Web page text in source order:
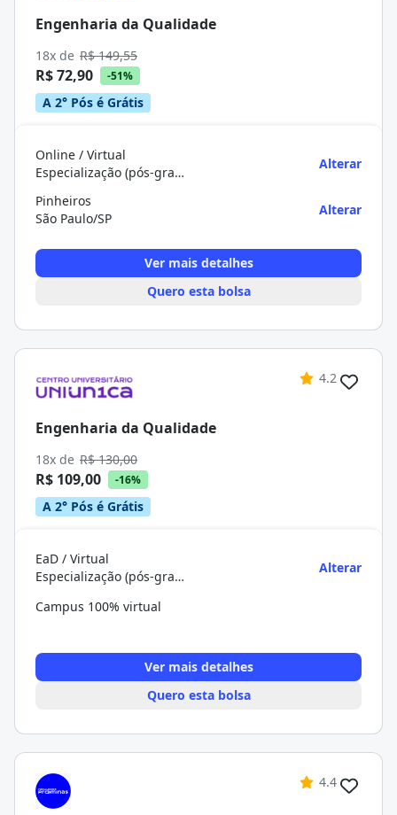
Engenharia da Qualidade
18x de R$ 149,55
R$ 72,90 -51%
A 2° Pós é Grátis
Online / Virtual
Especialização (pós-graduação)
Alterar
Pinheiros
São Paulo/SP
Alterar
Ver mais detalhes
Quero esta bolsa
4.2
Engenharia da Qualidade
18x de R$ 130,00
R$ 109,00 -16%
A 2° Pós é Grátis
EaD / Virtual
Especialização (pós-graduação)
Alterar
Campus 100% virtual
Ver mais detalhes
Quero esta bolsa
4.4